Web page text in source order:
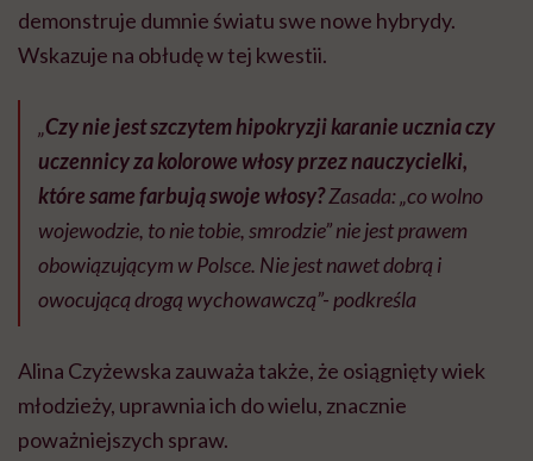
demonstruje dumnie światu swe nowe hybrydy.
Wskazuje na obłudę w tej kwestii.
„Czy nie jest szczytem hipokryzji karanie ucznia czy
uczennicy za kolorowe włosy przez nauczycielki,
które same farbują swoje włosy?Zasada: „co wolno
wojewodzie, to nie tobie, smrodzie” nie jest prawem
obowiązującym w Polsce. Nie jest nawet dobrą i
owocującą drogą wychowawczą”- podkreśla
Alina Czyżewska zauważa także, że osiągnięty wiek
młodzieży, uprawnia ich do wielu, znacznie
poważniejszych spraw.